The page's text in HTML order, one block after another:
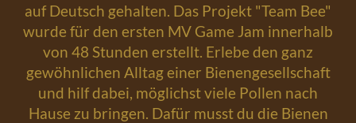
auf Deutsch gehalten. Das Projekt "Team Bee"
wurde für den ersten MV Game Jam innerhalb
von 48 Stunden erstellt. Erlebe den ganz
gewöhnlichen Alltag einer Bienengesellschaft
und hilf dabei, möglichst viele Pollen nach
Hause zu bringen. Dafür musst du die Bienen